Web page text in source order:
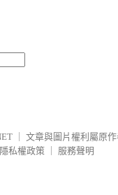
文章與圖片權利屬原
隱私權政策
服務聲明